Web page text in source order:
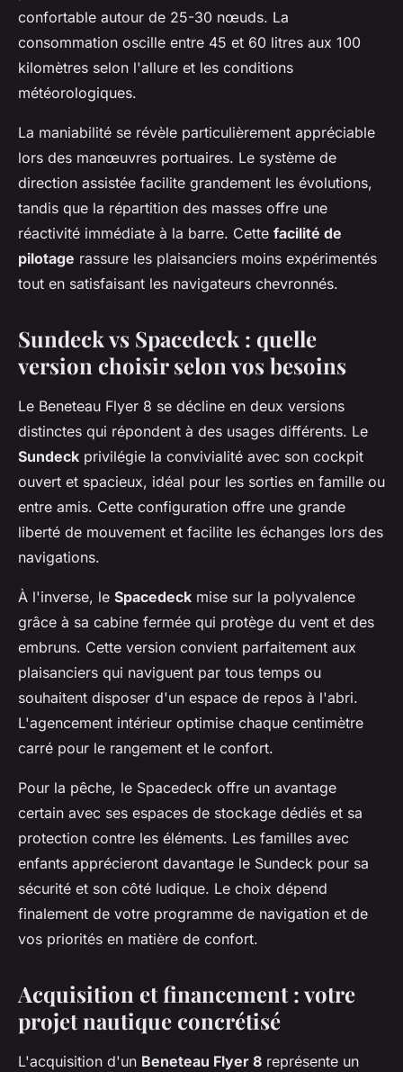
confortable autour de 25-30 nœuds. La
consommation oscille entre 45 et 60 litres aux 100
kilomètres selon l'allure et les conditions
météorologiques.
La maniabilité se révèle particulièrement appréciable
lors des manœuvres portuaires. Le système de
direction assistée facilite grandement les évolutions,
tandis que la répartition des masses offre une
réactivité immédiate à la barre. Cette facilité de
pilotage rassure les plaisanciers moins expérimentés
tout en satisfaisant les navigateurs chevronnés.
Sundeck vs Spacedeck : quelle
version choisir selon vos besoins
Le Beneteau Flyer 8 se décline en deux versions
distinctes qui répondent à des usages différents. Le
Sundeck privilégie la convivialité avec son cockpit
ouvert et spacieux, idéal pour les sorties en famille ou
entre amis. Cette configuration offre une grande
liberté de mouvement et facilite les échanges lors des
navigations.
À l'inverse, le Spacedeck mise sur la polyvalence
grâce à sa cabine fermée qui protège du vent et des
embruns. Cette version convient parfaitement aux
plaisanciers qui naviguent par tous temps ou
souhaitent disposer d'un espace de repos à l'abri.
L'agencement intérieur optimise chaque centimètre
carré pour le rangement et le confort.
Pour la pêche, le Spacedeck offre un avantage
certain avec ses espaces de stockage dédiés et sa
protection contre les éléments. Les familles avec
enfants apprécieront davantage le Sundeck pour sa
sécurité et son côté ludique. Le choix dépend
finalement de votre programme de navigation et de
vos priorités en matière de confort.
Acquisition et financement : votre
projet nautique concrétisé
L'acquisition d'un Beneteau Flyer 8 représente un